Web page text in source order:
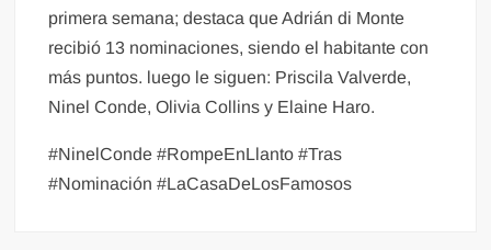
primera semana; destaca que Adrián di Monte
recibió 13 nominaciones, siendo el habitante con
más puntos. luego le siguen: Priscila Valverde,
Ninel Conde, Olivia Collins y Elaine Haro.
#NinelConde #RompeEnLlanto #Tras
#Nominación #LaCasaDeLosFamosos